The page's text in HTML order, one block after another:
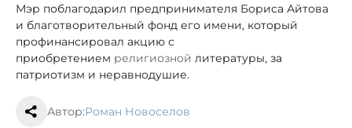
Мэр поблагодарил предпринимателя Бориса Айтова
и благотворительный фонд его имени, который
профинансировал акцию с
приобретением религиозной литературы, за
патриотизм и неравнодушие.
Автор:Роман Новоселов